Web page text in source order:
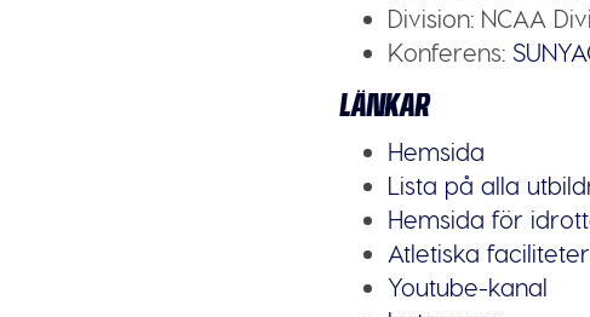
Division: NCAA
Konferens:
LÄNKAR
Hemsida
Lista på alla
Hemsida för
Atletiska faciliteter
Youtube-kanal